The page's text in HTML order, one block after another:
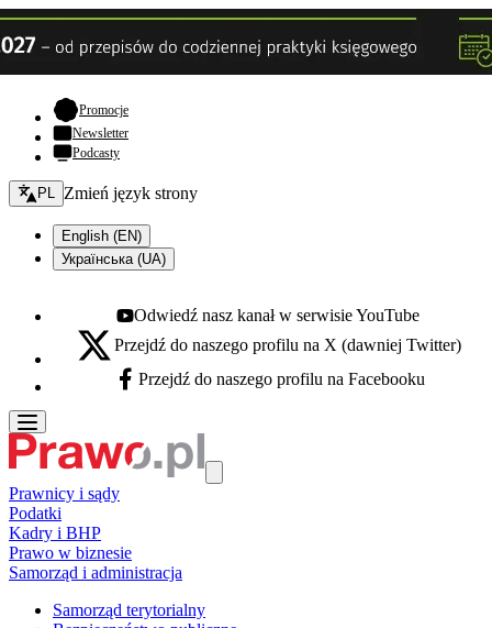
Promocje- otwiera się w nowej karcie
Newsletter
Podcasty
Zmień język - bieżący:
PL Zmień język strony
English (EN)
Українська (UA)
Youtube - otwiera się w nowej karcie
Odwiedź nasz kanał w serwisie YouTube
X - otwiera się w nowej karcie
Przejdź do naszego profilu na X (dawniej Twitter)
Facebook - otwiera się w nowej karcie
Przejdź do naszego profilu na Facebooku
Prawnicy i sądy
Podatki
Kadry i BHP
Prawo w biznesie
Samorząd i administracja
Samorząd terytorialny